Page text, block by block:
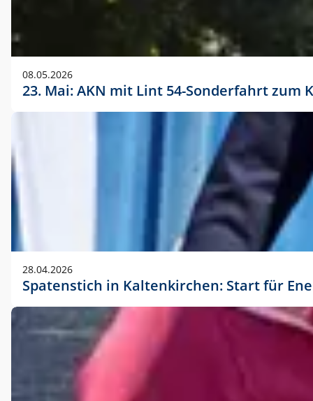
08.05.2026
23. Mai: AKN mit Lint 54-Sonderfahrt
28.04.2026
Spatenstich in Kaltenkirchen: Start für